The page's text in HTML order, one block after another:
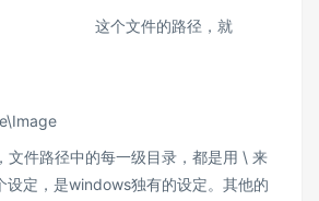
这个文件的路径，就
文件路径中的每一级目录，都是用 \ 来
设定，是windows独有的设定。其他的